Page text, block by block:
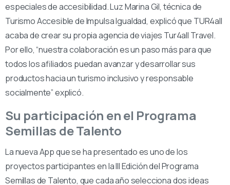
especiales de accesibilidad. Luz Marina Gil, técnica de
Turismo Accesible de Impulsa Igualdad, explicó que TUR4all
acaba de crear su propia agencia de viajes Tur4all Travel.
Por ello, “nuestra colaboración es un paso más para que
todos los afiliados puedan avanzar y desarrollar sus
productos hacia un turismo inclusivo y responsable
socialmente” explicó.
Su participación en el Programa
Semillas de Talento
La nueva App que se ha presentado es uno de los
proyectos participantes en la III Edición del Programa
Semillas de Talento, que cada año selecciona dos ideas